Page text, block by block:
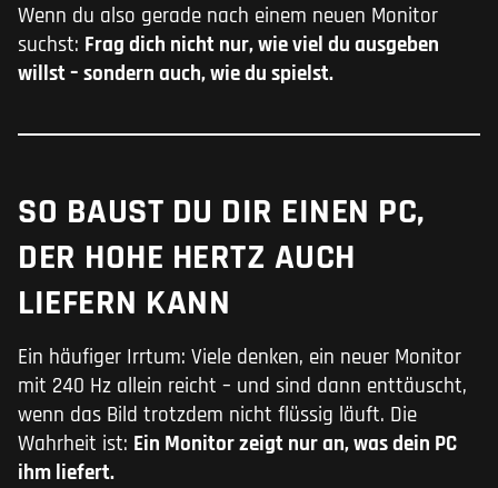
Wenn du also gerade nach einem neuen Monitor
suchst: Frag dich nicht nur, wie viel du ausgeben
willst – sondern auch, wie du spielst.
SO BAUST DU DIR EINEN PC,
DER HOHE HERTZ AUCH
LIEFERN KANN
Ein häufiger Irrtum: Viele denken, ein neuer Monitor
mit 240 Hz allein reicht – und sind dann enttäuscht,
wenn das Bild trotzdem nicht flüssig läuft. Die
Wahrheit ist: Ein Monitor zeigt nur an, was dein PC
ihm liefert.